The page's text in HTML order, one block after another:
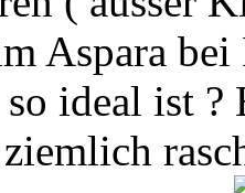
Aspara
ideal ist